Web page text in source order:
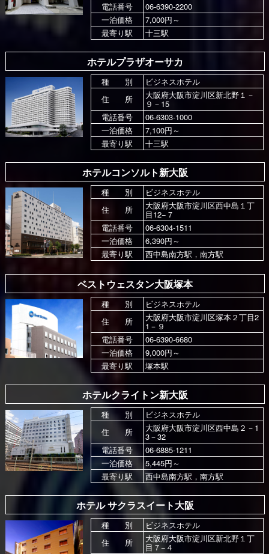
電話番号
06-6390-2200
一泊価格
7,000円～
最寄り駅
十三駅
ホテルプラザオーサカ
種 別
ビジネスホテル
住 所
大阪府大阪市淀川区新北野１－
９－15
電話番号
06-6303-1000
一泊価格
7,100円～
最寄り駅
十三駅
ホテルコンソルト新大阪
種 別
ビジネスホテル
住 所
大阪府大阪市淀川区西中島１丁
目12−７
電話番号
06-6304-1511
一泊価格
6,390円～
最寄り駅
西中島南方駅，南方駅
ベストウェスタン大阪塚本
種 別
ビジネスホテル
住 所
大阪府大阪市淀川区塚本２丁目2
1－９
電話番号
06-6390-6680
一泊価格
9,000円～
最寄り駅
塚本駅
ホテルクライトン新大阪
種 別
ビジネスホテル
住 所
大阪府大阪市淀川区西中島２－1
3－32
電話番号
06-6885-1211
一泊価格
5,445円～
最寄り駅
西中島南方駅，南方駅
ホテル サクラスイート大阪
種 別
ビジネスホテル
住 所
大阪府大阪市淀川区新北野１丁
目７−４